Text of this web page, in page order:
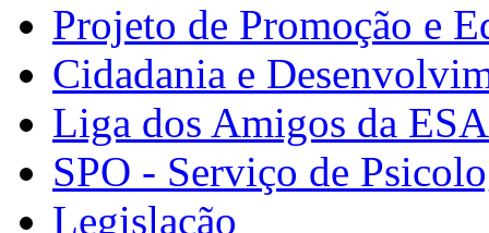
Projeto de Promoção e
Cidadania e
Liga dos Amigos da
SPO - Serviço de
Legislação